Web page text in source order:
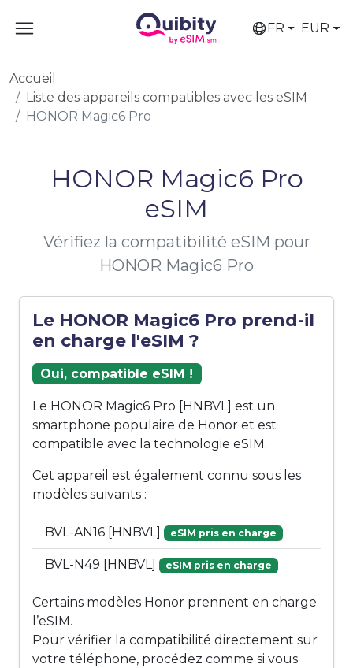
FR EUR
Accueil
Liste des appareils compatibles avec les eSIM
HONOR Magic6 Pro
HONOR Magic6 Pro
eSIM
Vérifiez la compatibilité eSIM pour
HONOR Magic6 Pro
Le HONOR Magic6 Pro prend-il
en charge l'eSIM ?
Oui, compatible eSIM !
Le HONOR Magic6 Pro [HNBVL] est un
smartphone populaire de Honor et est
compatible avec la technologie eSIM.
Cet appareil est également connu sous les
modèles suivants :
BVL-AN16 [HNBVL] eSIM pris en charge
BVL-N49 [HNBVL] eSIM pris en charge
Certains modèles Honor prennent en charge
l’eSIM.
Pour vérifier la compatibilité directement sur
votre téléphone, procédez comme si vous